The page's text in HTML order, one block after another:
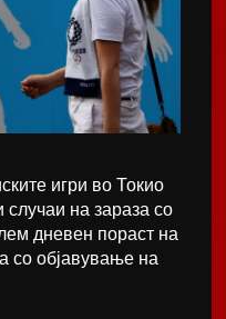
игри во Токио
случаи на зараза со
дневен пораст на
со објавување на